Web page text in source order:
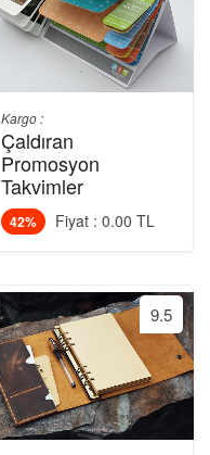
Kargo :
Çaldıran
Promosyon
Takvimler
42% Fiyat : 0.00 TL
9.5